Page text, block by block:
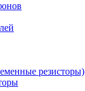
резисторы)